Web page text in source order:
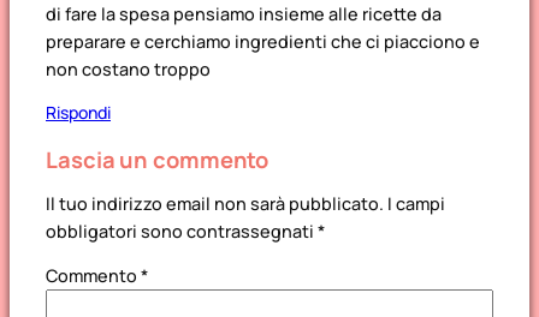
di fare la spesa pensiamo insieme alle ricette da
preparare e cerchiamo ingredienti che ci piacciono e
non costano troppo
Rispondi
Lascia un commento
Il tuo indirizzo email non sarà pubblicato. I campi
obbligatori sono contrassegnati *
Commento *